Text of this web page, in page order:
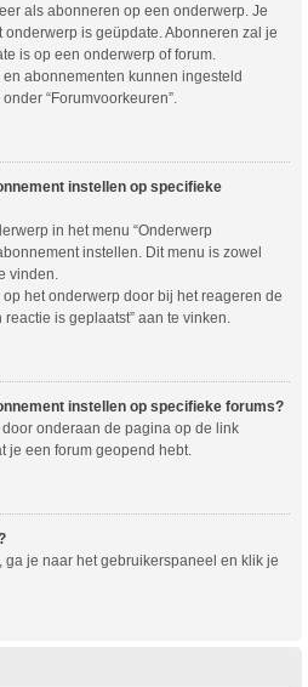
als abonneren op een onderwerp. Je
is geüpdate. Abonneren zal je
is op een onderwerp of forum.
abonnementen kunnen ingesteld
“Forumvoorkeuren”.
instellen op specifieke
in het menu “Onderwerp
instellen. Dit menu is zowel
vinden.
het onderwerp door bij het reageren de
is geplaatst” aan te vinken.
instellen op specifieke forums?
onderaan de pagina op de link
je een forum geopend hebt.
je naar het gebruikerspaneel en klik je